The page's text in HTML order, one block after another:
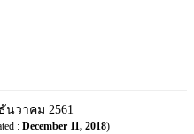
นวาคม 2561
: December 11, 2018)